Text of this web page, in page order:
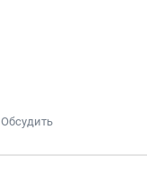
Обсудить